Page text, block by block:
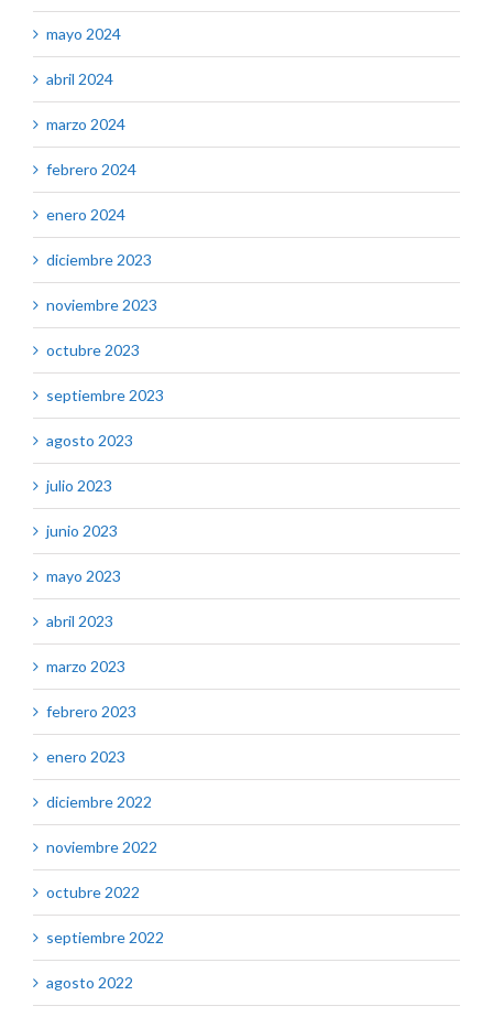
mayo 2024
abril 2024
marzo 2024
febrero 2024
enero 2024
diciembre 2023
noviembre 2023
octubre 2023
septiembre 2023
agosto 2023
julio 2023
junio 2023
mayo 2023
abril 2023
marzo 2023
febrero 2023
enero 2023
diciembre 2022
noviembre 2022
octubre 2022
septiembre 2022
agosto 2022